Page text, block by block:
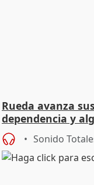
Rueda avanza
dependencia y
vivienda
Sonido